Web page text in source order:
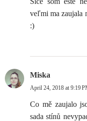
veľmi ma zaujala
:)
Miska
April 24, 2018 at 9:19
Co mě zaujalo
sada stínů